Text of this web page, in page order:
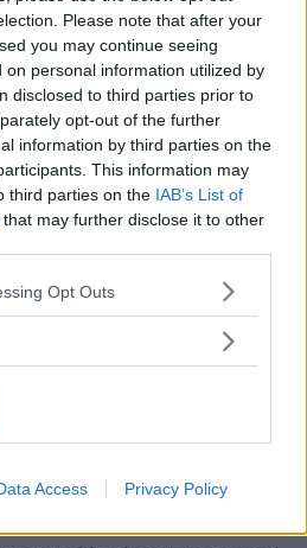
Please note that after your
you may continue seeing
on personal information utilized by
disclosed to third parties prior to
opt-out of the further
information by third parties on the
This information may
third parties on the IAB’s List of
that may further disclose it to other
app uses one or more Google
behaviour. You may click to
purposes in below Google
Opt Outs
Access Privacy Policy